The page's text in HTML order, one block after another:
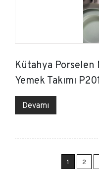
Kütahya Porselen
Yemek Takımı
Devamı
1 2